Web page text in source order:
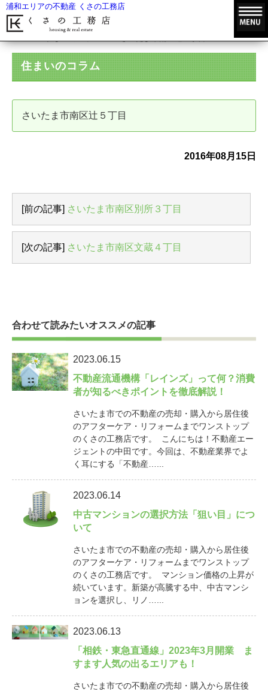
浦和エリアの不動産 くさの工務店
住まいのコラム
さいたま市南区辻５丁目
2016年08月15日
[前の記事] さいたま市南区別所３丁目
[次の記事] さいたま市南区文蔵４丁目
合わせて読みたいオススメの記事
2023.06.15
不動産流通機構「レインズ」って何？消費
者が知るべきポイントを徹底解説！
さいたま市での不動産の売却・購入から居住後
のアフターケア・リフォームまでワンストップ
のくさの工務店です。 こんにちは！不動産エー
ジェントの中田です。今回は、不動産業界でよ
く耳にする「不動産…...
2023.06.14
中古マンションの選択方法「狙い目」につ
いて
さいたま市での不動産の売却・購入から居住後
のアフターケア・リフォームまでワンストップ
のくさの工務店です。 マンション価格の上昇が
続いています。新築が高騰する中、中古マンシ
ョンを選択し、リノ…...
2023.06.13
「相鉄・東急直通線」2023年3月開業 ま
すます人気の出るエリアも！
さいたま市での不動産の売却・購入から居住後